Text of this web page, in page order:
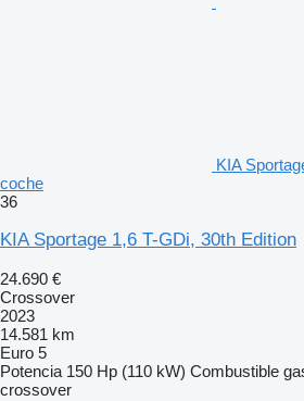
KIA
coche
36
KIA Sportage 1,6 T-GDi, 30th Edition
24.690 €
Crossover
2023
14.581 km
Euro 5
Potencia 150 Hp (110 kW) Combustible
crossover